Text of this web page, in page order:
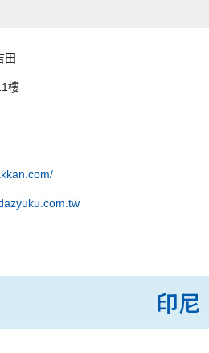
田
樓
印尼